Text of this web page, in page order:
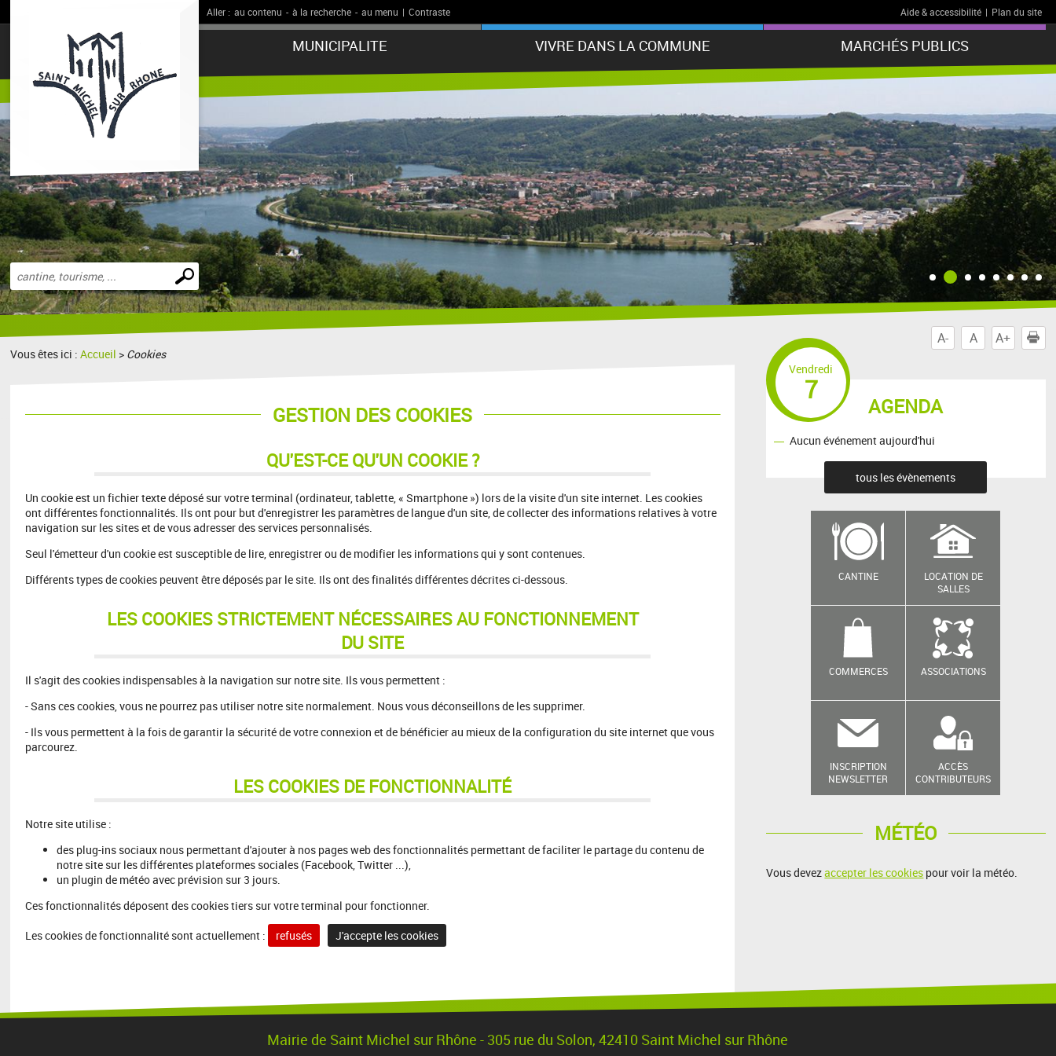
Aller : au contenu - à la recherche - au menu | Contraste Aide & accessibilité | Plan du site
MUNICIPALITE VIVRE DANS LA COMMUNE MARCHÉS PUBLICS
Effectuer
une
recherche
A- A A+
Vous êtes ici :Accueil > Cookies
GESTION DES COOKIES
QU'EST-CE QU'UN COOKIE ?
Un cookie est un fichier texte déposé sur votre terminal (ordinateur, tablette, « Smartphone ») lors de la visite d'un site internet. Les cookies
ont différentes fonctionnalités. Ils ont pour but d'enregistrer les paramètres de langue d'un site, de collecter des informations relatives à votre
navigation sur les sites et de vous adresser des services personnalisés.
Seul l'émetteur d'un cookie est susceptible de lire, enregistrer ou de modifier les informations qui y sont contenues.
Différents types de cookies peuvent être déposés par le site. Ils ont des finalités différentes décrites ci-dessous.
LES COOKIES STRICTEMENT NÉCESSAIRES AU FONCTIONNEMENT
DU SITE
Il s'agit des cookies indispensables à la navigation sur notre site. Ils vous permettent :
- Sans ces cookies, vous ne pourrez pas utiliser notre site normalement. Nous vous déconseillons de les supprimer.
- Ils vous permettent à la fois de garantir la sécurité de votre connexion et de bénéficier au mieux de la configuration du site internet que vous
parcourez.
LES COOKIES DE FONCTIONNALITÉ
Notre site utilise :
des plug-ins sociaux nous permettant d'ajouter à nos pages web des fonctionnalités permettant de faciliter le partage du contenu de
notre site sur les différentes plateformes sociales (Facebook, Twitter ...),
un plugin de météo avec prévision sur 3 jours.
Ces fonctionnalités déposent des cookies tiers sur votre terminal pour fonctionner.
Les cookies de fonctionnalité sont actuellement :
refusés J'accepte les cookies
AGENDA
Vendredi
7
Aucun événement aujourd'hui
tous les évènements
CANTINE
LOCATION DE
SALLES
COMMERCES ASSOCIATIONS
INSCRIPTION
NEWSLETTER
ACCÈS
CONTRIBUTEURS
MÉTÉO
Vous devezaccepter les cookies pour voir la météo.
Mairie de Saint Michel sur Rhône - 305 rue du Solon, 42410 Saint Michel sur Rhône